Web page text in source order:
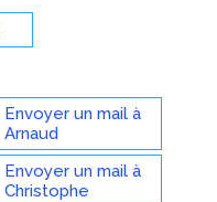
Envoyer un mail à
Arnaud
Envoyer un mail à
Christophe